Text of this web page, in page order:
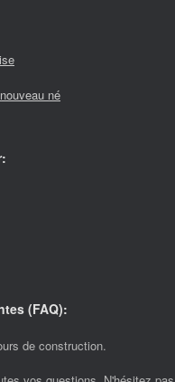
né
(FAQ):
de construction.